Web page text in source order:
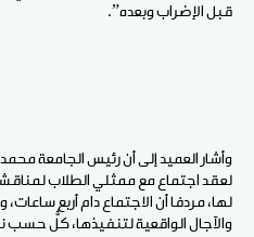
قبل الإضراب وبعده”.
وأشار العميد إلى أن رئيس الجامعة محمد
لعقد اجتماع مع ممثلي الطلاب
لها، مردفا أن الاجتماع دام أربع
والآجال الواقعية لتنفيذها، كلٌّ حسب